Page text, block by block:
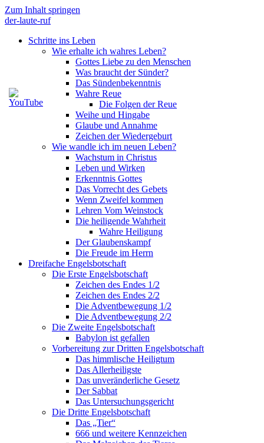
Zum Inhalt springen
der-laute-ruf
Schritte ins Leben
Wie erhalte ich wahres Leben?
Gottes Liebe zu den Menschen
Was braucht der Sünder?
Das Sündenbekenntnis
Wahre Reue
Die Folgen der Reue
Weihe und Hingabe
Glaube und Annahme
Zeichen der Wiedergeburt
Wie wandle ich im neuen Leben?
Wachstum in Christus
Leben und Wirken
Erkenntnis Gottes
Das Vorrecht des Gebets
Wenn Zweifel kommen
Lehren Vom Weinstock
Die heiligende Wahrheit
Wahre Heiligung
Der Glaubenskampf
Die Freude im Herrn
Dreifache Engelsbotschaft
Die Erste Engelsbotschaft
Zeichen des Endes 1/2
Zeichen des Endes 2/2
Die Adventbewegung 1/2
Die Adventbewegung 2/2
Die Zweite Engelsbotschaft
Babylon ist gefallen
Vorbereitung zur Dritten Engelsbotschaft
Das himmlische Heiligtum
Das Allerheiligste
Das unveränderliche Gesetz
Der Sabbat
Das Untersuchungsgericht
Die Dritte Engelsbotschaft
Das „Tier“
666 und weitere Kennzeichen